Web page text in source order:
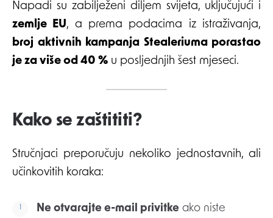
Napadi su zabilježeni diljem svijeta, uključujući i
zemlje EU, a prema podacima iz istraživanja,
broj aktivnih kampanja Stealeriuma porastao
je za više od 40 % u posljednjih šest mjeseci.
Kako se zaštititi?
Stručnjaci preporučuju nekoliko jednostavnih, ali
učinkovitih koraka:
Ne otvarajte e-mail privitke ako niste